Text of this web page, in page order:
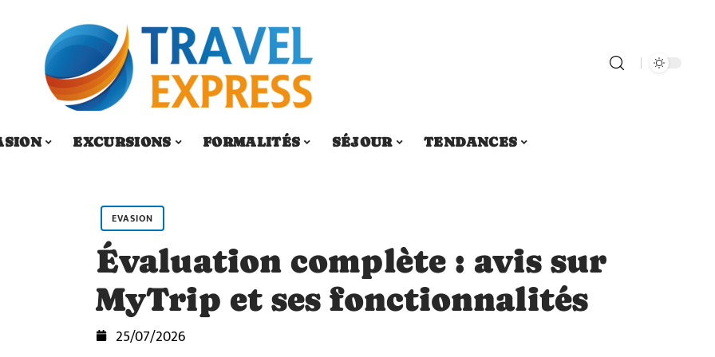
EXCURSIONS FORMALITÉS SÉJOUR TENDANCES
EVASION
Évaluation complète : avis sur
MyTrip et ses fonctionnalités
25/07/2026